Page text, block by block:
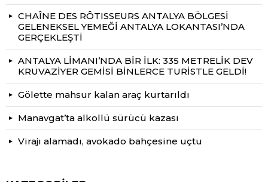
CHAÎNE DES RÔTISSEURS ANTALYA BÖLGESİ
GELENEKSEL YEMEĞİ ANTALYA LOKANTASI’NDA
GERÇEKLEŞTİ
ANTALYA LİMANI’NDA BİR İLK: 335 METRELİK DEV
KRUVAZİYER GEMİSİ BİNLERCE TURİSTLE GELDİ!
Gölette mahsur kalan araç kurtarıldı
Manavgat’ta alkollü sürücü kazası
Virajı alamadı, avokado bahçesine uçtu